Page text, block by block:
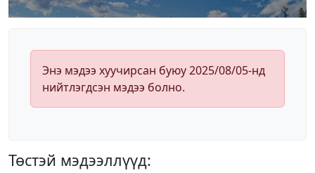
Энэ мэдээ хуучирсан буюу 2025/08/05-нд
нийтлэгдсэн мэдээ болно.
Төстэй мэдээллүүд: